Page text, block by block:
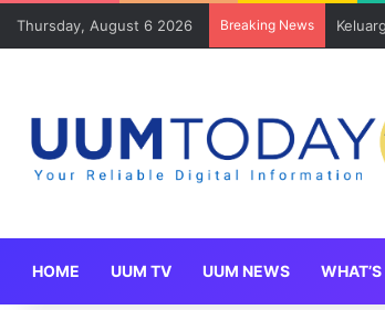
Thursday, August 6 2026 Breaking News Sains
HOME UUM TV UUM NEWS